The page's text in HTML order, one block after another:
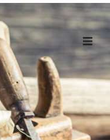
Home
Fusteria
Reformes